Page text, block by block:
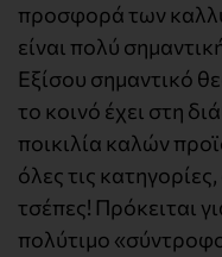
προσφορά των
είναι πολύ
Εξίσου σημαντικό
το κοινό έχει στη
ποικιλία καλών
όλες τις κατηγορίες,
τσέπες! Πρόκειται
πολύτιμο